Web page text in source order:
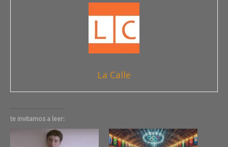
La Calle
te invitamos a leer: